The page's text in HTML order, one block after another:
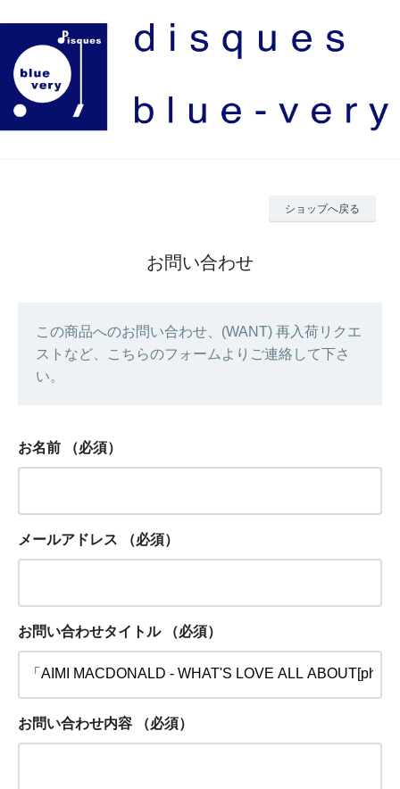
ショップへ戻る
お問い合わせ
この商品へのお問い合わせ、(WANT) 再入荷リクエ
ストなど、こちらのフォームよりご連絡して下さ
い。
お名前 （必須）
メールアドレス （必須）
お問い合わせタイトル （必須）
お問い合わせ内容 （必須）